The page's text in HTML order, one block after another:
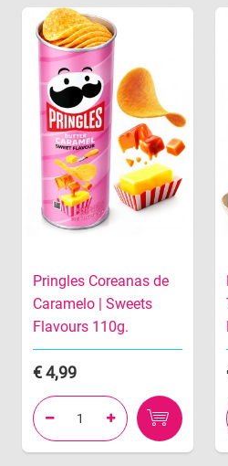
Pringles Coreanas de
Caramelo | Sweets
Flavours 110g.
4,99
 